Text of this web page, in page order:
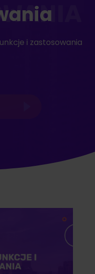
i zastosowania